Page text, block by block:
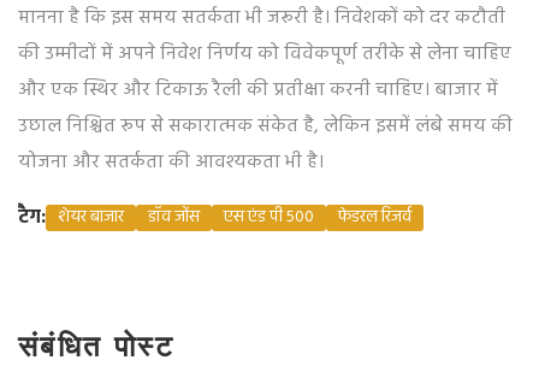
मानना है कि इस समय सतर्कता भी जरूरी है। निवेशकों को दर कटौती
की उम्मीदों में अपने निवेश निर्णय को विवेकपूर्ण तरीके से लेना चाहिए
और एक स्थिर और टिकाऊ रैली की प्रतीक्षा करनी चाहिए। बाजार में
उछाल निश्चित रूप से सकारात्मक संकेत है, लेकिन इसमें लंबे समय की
योजना और सतर्कता की आवश्यकता भी है।
टैग: शेयर बाजार डॉव जोंस एस एंड पी 500 फेडरल रिजर्व
संबंधित पोस्ट